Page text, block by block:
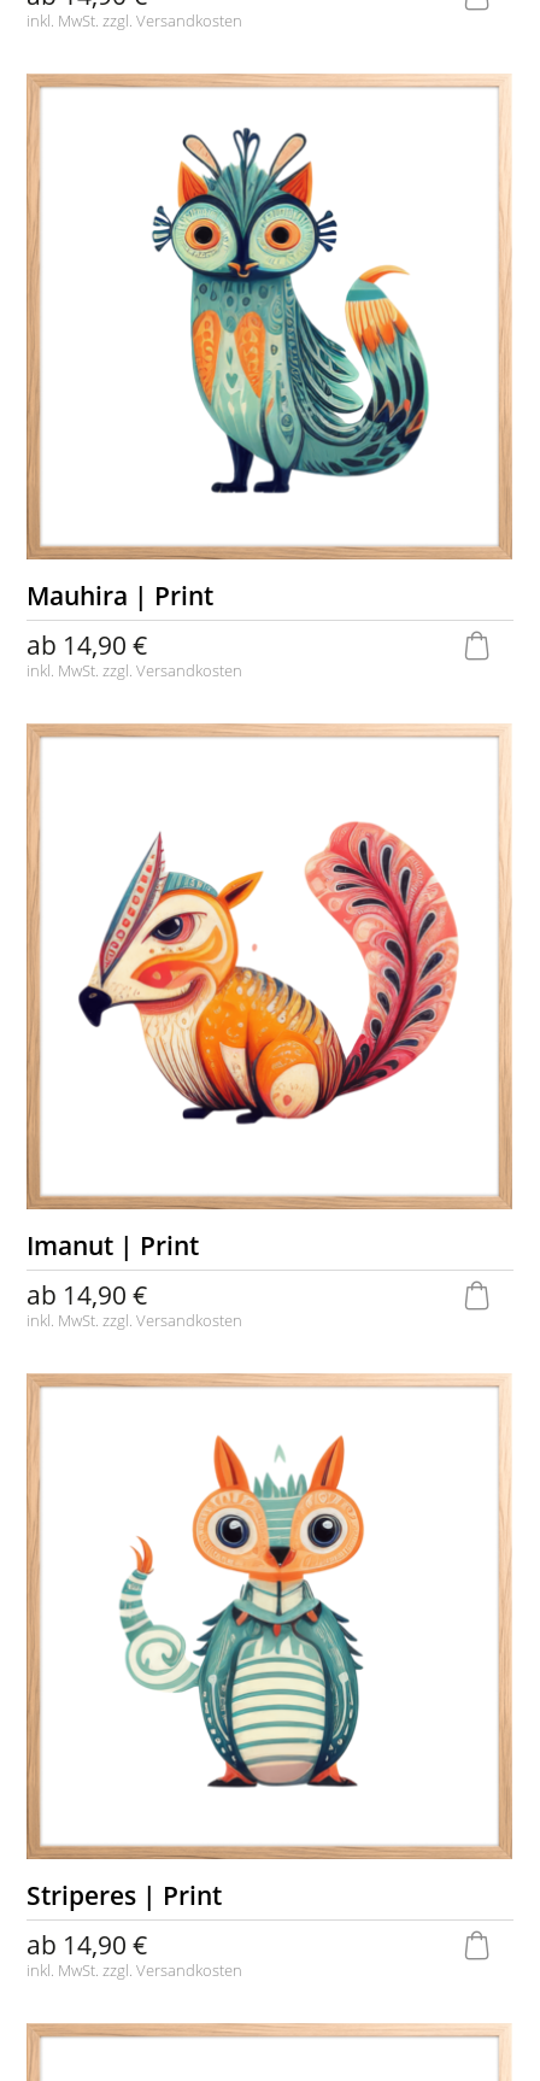
inkl. MwSt. zzgl.Versandkosten
Mauhira | Print
ab 14,90 €
inkl. MwSt. zzgl.Versandkosten
Imanut | Print
ab 14,90 €
inkl. MwSt. zzgl.Versandkosten
Striperes | Print
ab 14,90 €
inkl. MwSt. zzgl.Versandkosten